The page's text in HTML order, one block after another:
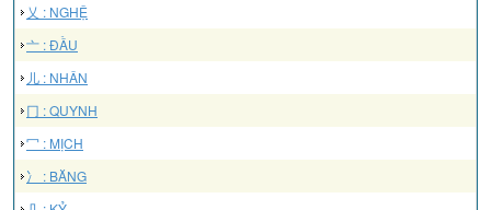
乂 : NGHỆ
亠 : ĐẦU
儿 : NHÂN
冂 : QUYNH
冖 : MỊCH
冫 : BĂNG